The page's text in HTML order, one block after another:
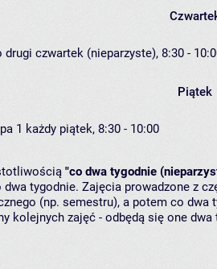
drugi czwartek (nieparzyste), 8:30 -
Piątek
1 każdy piątek, 8:30 - 10:00
"co dwa tygodnie
dwa tygodnie. Zajęcia prowadzone z
(np. semestru), a potem co
kolejnych zajęć - odbędą się one